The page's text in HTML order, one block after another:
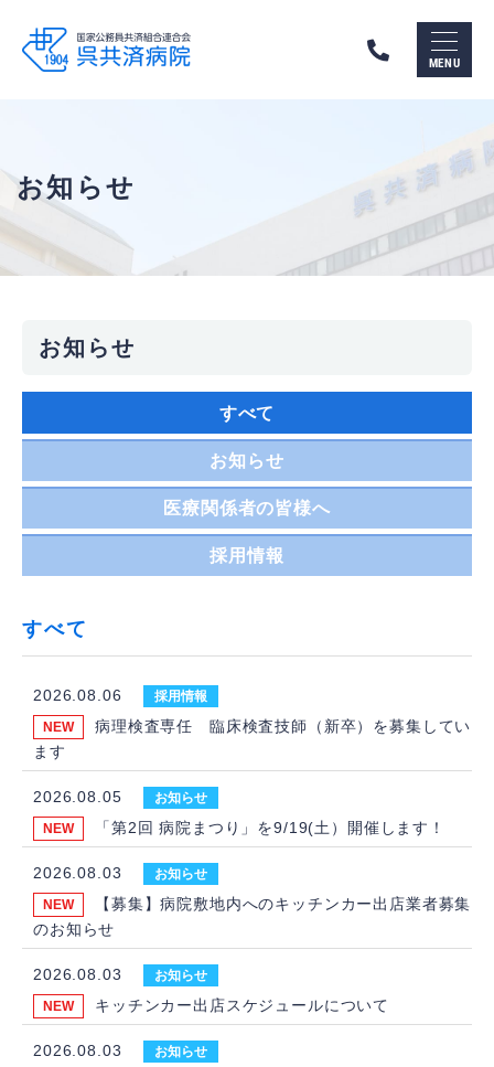
呉
市
呉
共
病
院
（国
済
合
会）
ト
プ
ジ
MENU
お知らせ
お知らせ
すべて
お知らせ
医療関係者の皆様へ
採用情報
すべて
2026.08.06 採用情報
病理検査専任 臨床検査技師（新卒）を募集してい
ます
2026.08.05 お知らせ
「第2回 病院まつり」を9/19(土）開催します！
2026.08.03 お知らせ
【募集】病院敷地内へのキッチンカー出店業者募集
のお知らせ
2026.08.03 お知らせ
キッチンカー出店スケジュールについて
2026.08.03 お知らせ